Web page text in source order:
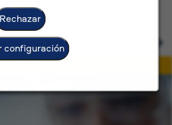
Rechazar
configuración